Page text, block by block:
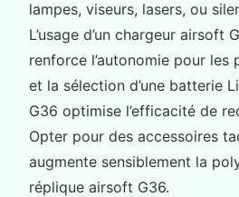
lampes, viseurs, lasers, ou
L’usage d’un chargeur airsoft
renforce l’autonomie pour les
et la sélection d’une batterie
G36 optimise l’efficacité de
Opter pour des accessoires
augmente sensiblement la
réplique airsoft G36.